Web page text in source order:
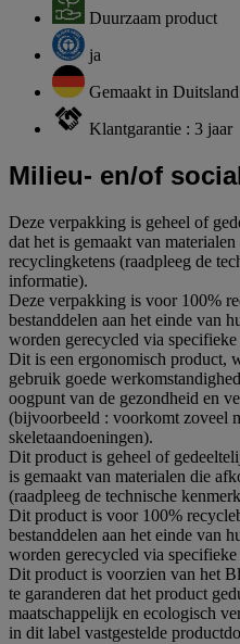
Duurzaam product
ja
Gemaakt in Duitsland
Klantgarantie : 3 jaar
Milieu- en/of
Deze verpakking is geheel of
dat het is gemaakt van
recyclingketens (raadpleeg de
informatie).
Deze verpakking is voor 100%
bestanddelen aan het einde van
worden gerecycled via
Dit is een ergonomisch product,
gebruik goede
oogpunt van de gezondheid en
(bijvoorbeeld : voorkomt zoveel
skeletaandoeningen).
Dit product is geheel of
is gemaakt van materialen die
(raadpleeg de technische
Dit product is voor 100%
bestanddelen aan het einde van
worden gerecycled via
Dit product is voorzien van het
te garanderen dat het product
maatschappelijk en ecologisch
in dit label vastgestelde